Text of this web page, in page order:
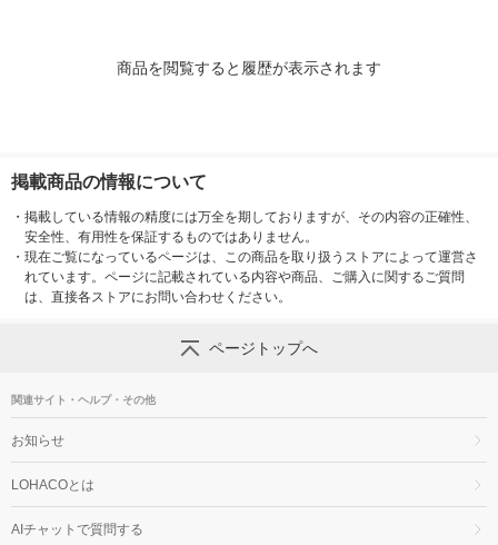
商品を閲覧すると履歴が表示されます
掲載商品の情報について
・ 掲載している情報の精度には万全を期しておりますが、その内容の正確性、
安全性、有用性を保証するものではありません。
・ 現在ご覧になっているページは、この商品を取り扱うストアによって運営さ
れています。ページに記載されている内容や商品、ご購入に関するご質問
は、直接各ストアにお問い合わせください。
ページトップへ
関連サイト・ヘルプ・その他
お知らせ
LOHACOとは
AIチャットで質問する